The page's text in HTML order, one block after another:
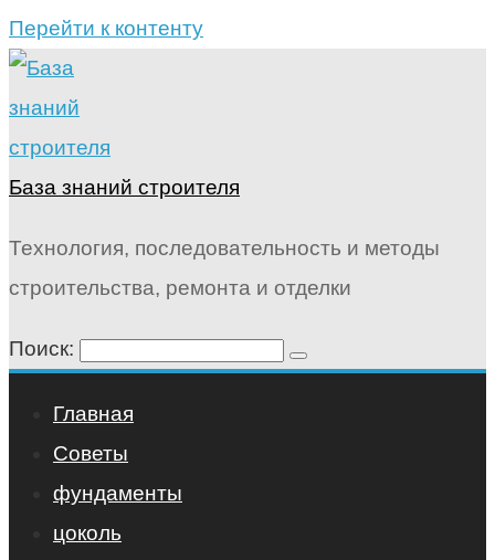
Перейти к контенту
База знаний строителя
Технология, последовательность и методы
строительства, ремонта и отделки
Поиск:
Главная
Советы
фундаменты
цоколь